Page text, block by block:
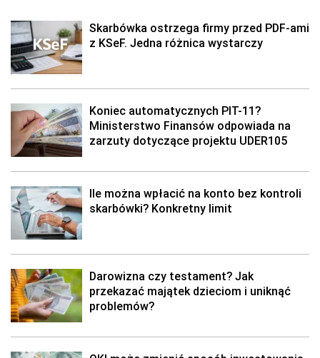
Skarbówka ostrzega firmy przed PDF-ami
z KSeF. Jedna różnica wystarczy
Koniec automatycznych PIT-11?
Ministerstwo Finansów odpowiada na
zarzuty dotyczące projektu UDER105
Ile można wpłacić na konto bez kontroli
skarbówki? Konkretny limit
Darowizna czy testament? Jak
przekazać majątek dzieciom i uniknąć
problemów?